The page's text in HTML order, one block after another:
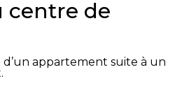
centre de
appartement suite à un